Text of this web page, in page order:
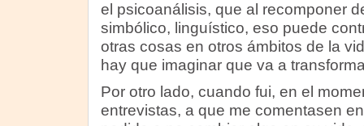
el psicoanálisis, que al recomponer
simbólico, linguístico, eso puede
otras cosas en otros ámbitos de la
hay que imaginar que va a
Por otro lado, cuando fui, en el
entrevistas, a que me comentasen